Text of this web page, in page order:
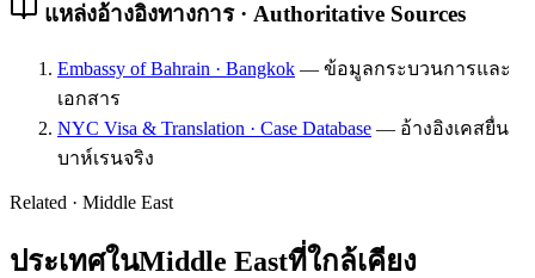
แหล่งอ้างอิงทางการ · Authoritative Sources
Embassy of Bahrain · Bangkok — ข้อมูลกระบวนการและ
เอกสาร
NYC Visa & Translation · Case Database — อ้างอิงเคสยื่น
บาห์เรนจริง
Related · Middle East
ประเทศในMiddle Eastที่ใกล้เคียง